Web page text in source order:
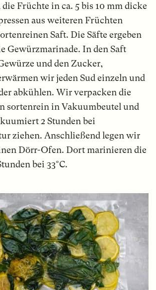
Früchte in ca. 5 bis 10 mm dicke
aus weiteren Früchten
Saft. Die Säfte ergeben
Gewürzmarinade. In den Saft
und den Zucker,
wir jeden Sud einzeln und
abkühlen. Wir verpacken die
sortenrein in Vakuumbeutel und
2 Stunden bei
ziehen. Anschließend legen wir
Dörr-Ofen. Dort marinieren die
bei 33°C.